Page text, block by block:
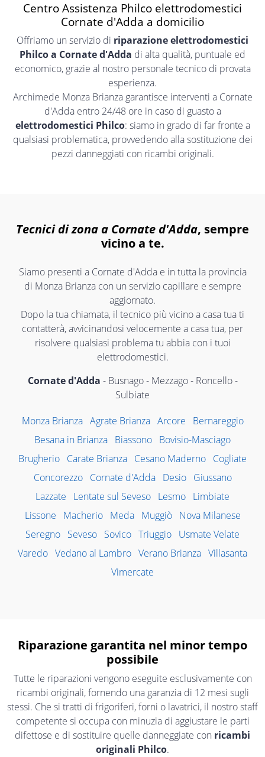
Centro Assistenza Philco elettrodomestici
Cornate d'Adda a domicilio
Offriamo un servizio di riparazione elettrodomestici
Philco a Cornate d'Adda di alta qualità, puntuale ed
economico, grazie al nostro personale tecnico di provata
esperienza.
Archimede Monza Brianza garantisce interventi a Cornate
d'Adda entro 24/48 ore in caso di guasto a
elettrodomestici Philco: siamo in grado di far fronte a
qualsiasi problematica, provvedendo alla sostituzione dei
pezzi danneggiati con ricambi originali.
Tecnici di zona a Cornate d'Adda, sempre
vicino a te.
Siamo presenti a Cornate d'Adda e in tutta la provincia
di Monza Brianza con un servizio capillare e sempre
aggiornato.
Dopo la tua chiamata, il tecnico più vicino a casa tua ti
contatterà, avvicinandosi velocemente a casa tua, per
risolvere qualsiasi problema tu abbia con i tuoi
elettrodomestici.
Cornate d'Adda - Busnago - Mezzago - Roncello -
Sulbiate
Monza Brianza Agrate Brianza Arcore
Bernareggio
Besana in Brianza Biassono Bovisio-Masciago
Brugherio Carate Brianza Cesano Maderno Cogliate
Concorezzo
Cornate d'Adda Desio
Giussano
Lazzate
Lentate sul Seveso Lesmo Limbiate
Lissone
Macherio Meda Muggiò
Nova Milanese
Seregno Seveso Sovico Triuggio Usmate Velate
Varedo Vedano al Lambro Verano Brianza Villasanta
Vimercate
Riparazione garantita nel minor tempo
possibile
Tutte le riparazioni vengono eseguite esclusivamente con
ricambi originali, fornendo una garanzia di 12 mesi sugli
stessi. Che si tratti di frigoriferi, forni o lavatrici, il nostro staff
competente si occupa con minuzia di aggiustare le parti
difettose e di sostituire quelle danneggiate con ricambi
originali Philco.